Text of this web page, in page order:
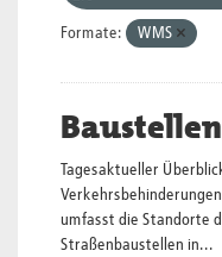
Formate: WMS
Tagesaktueller
umfasst die Standorte
Straßenbaustellen in...